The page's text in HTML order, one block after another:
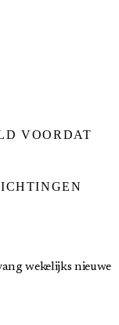
VOORDAT
wekelijks nieuwe